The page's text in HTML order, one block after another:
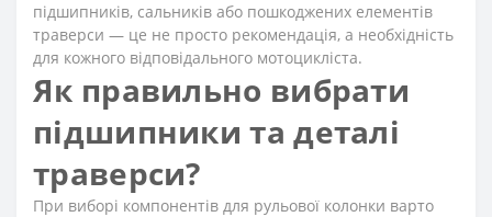
підшипників, сальників або пошкоджених елементів
траверси — це не просто рекомендація, а необхідність
для кожного відповідального мотоцикліста.
Як правильно вибрати
підшипники та деталі
траверси?
При виборі компонентів для рульової колонки варто